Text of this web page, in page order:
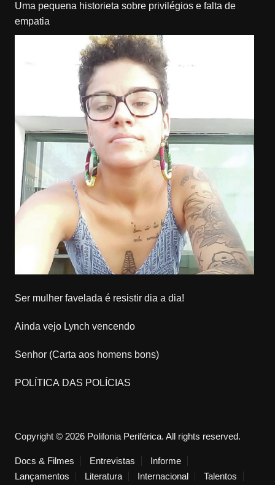
Uma pequena historieta sobre privilégios e falta de
empatia
Ser mulher favelada é resistir dia a dia!
Ainda vejo Lynch vencendo
Senhor (Carta aos homens bons)
POLÍTICA DAS POLÍCIAS
Copyright © 2026 Polifonia Periférica. All rights reserved.
Docs & Filmes Entrevistas
Informe
Lançamentos
Literatura Internacional Talentos